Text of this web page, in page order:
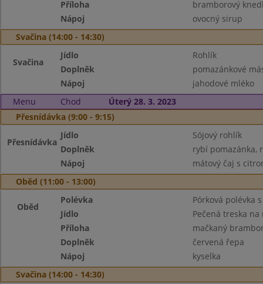
Příloha
bramborový
Nápoj
ovocný sirup
Svačina (14:00 - 14:30)
Svačina
Jídlo
Rohlík
Doplněk
pomazánkové
Nápoj
jahodové mléko
Menu
Chod
Úterý 28. 3. 2023
Přesnídávka (9:00 - 9:15)
Přesnídávka
Jídlo
Sójový rohlík
Doplněk
rybí pomazánka,
Nápoj
mátový čaj s
Oběd (11:00 - 13:00)
Oběd
Polévka
Pórková polévka
Jídlo
Pečená treska na
Příloha
mačkaný
Doplněk
červená řepa
Nápoj
kyselka
Svačina (14:00 - 14:30)